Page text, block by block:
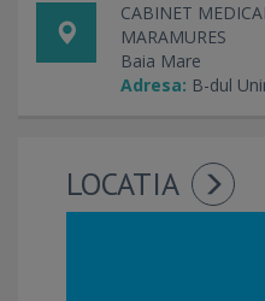
CABINET
MARAMURES
Baia Mare
Adresa: B-dul
LOCATIA